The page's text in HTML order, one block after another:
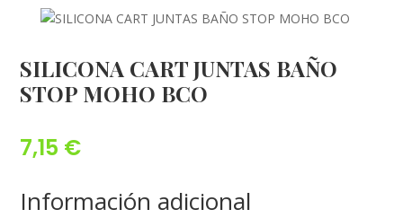
SILICONA CART JUNTAS BAÑO
STOP MOHO BCO
7,15 €
Información adicional